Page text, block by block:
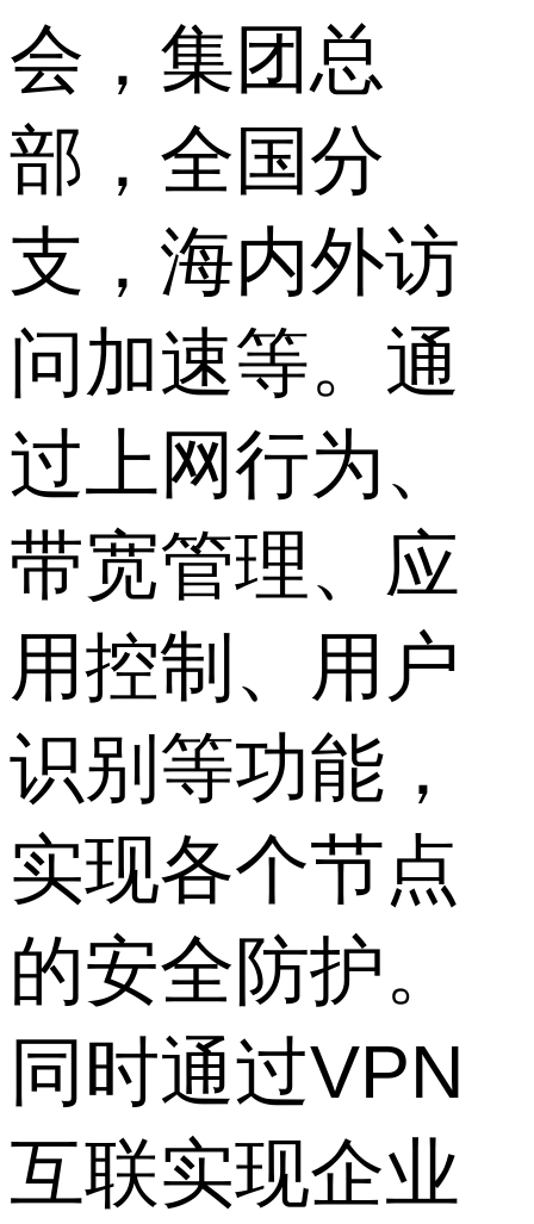
会，集团总
部，全国分
支，海内外访
问加速等。通
过上网行为、
带宽管理、应
用控制、用户
识别等功能，
实现各个节点
的安全防护。
同时通过VPN
互联实现企业